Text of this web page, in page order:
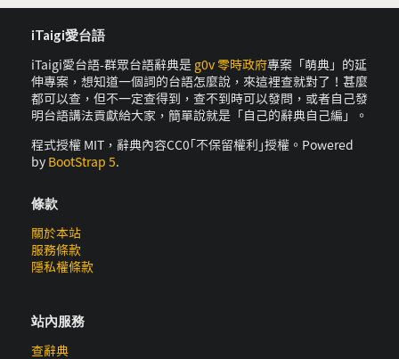
iTaigi愛台語
iTaigi愛台語-群眾台語辭典是 g0v 零時政府專案「萌典」的延
伸專案，想知道一個詞的台語怎麼說，來這裡查就對了！甚麼
都可以查，但不一定查得到，查不到時可以發問，或者自己發
明台語講法貢獻給大家，簡單說就是「自己的辭典自己編」。
程式授權 MIT，辭典內容CC0｢不保留權利｣授權。Powered
by BootStrap 5.
條款
關於本站
服務條款
隱私權條款
站內服務
查辭典